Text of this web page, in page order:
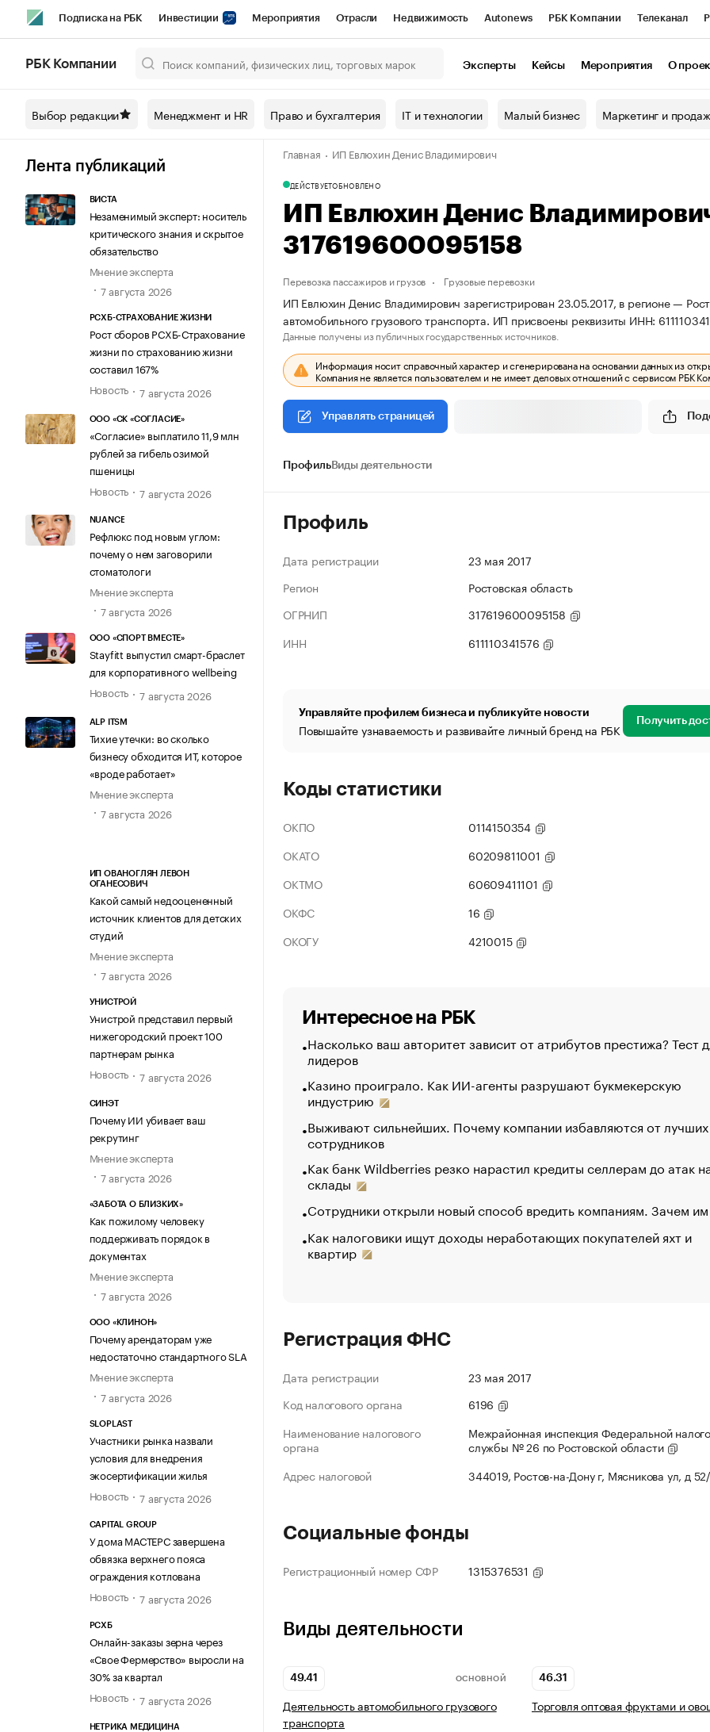
Подписка на РБК Инвестиции Мероприятия Отрасли Недвижимость Autonews РБК Компании Телеканал
Спецпроекты СПб Конференции СПб Спецпроекты Проверка контрагентов
Технологии и медиа Рынок наличной валюты
РБК Компании Эксперты Кейсы Мероприятия О
Выбор редакции Менеджмент и HR Право и бухгалтерия IT и технологии Малый бизнес Маркетинг и
Лента публикаций
ВИСТА
Незаменимый эксперт: носитель
критического знания и скрытое
обязательство
Мнение эксперта
7 августа 2026
РСХБ-СТРАХОВАНИЕ ЖИЗНИ
Рост сборов РСХБ-Страхование
жизни по страхованию жизни
составил 167%
Новость
7 августа 2026
ООО «СК «СОГЛАСИЕ»
«Согласие» выплатило 11,9 млн
рублей за гибель озимой
пшеницы
Новость
7 августа 2026
NUANCE
Рефлюкс под новым углом:
почему о нем заговорили
стоматологи
Мнение эксперта
7 августа 2026
ООО «СПОРТ ВМЕСТЕ»
Stayfitt выпустил смарт-браслет
для корпоративного wellbeing
Новость
7 августа 2026
ALP ITSM
Тихие утечки: во сколько
бизнесу обходится ИТ, которое
«вроде работает»
Мнение эксперта
7 августа 2026
ИП ОВАНОГЛЯН ЛЕВОН
ОГАНЕСОВИЧ
Какой самый недооцененный
источник клиентов для детских
студий
Мнение эксперта
7 августа 2026
УНИСТРОЙ
Унистрой представил первый
нижегородский проект 100
партнерам рынка
Новость
7 августа 2026
СИНЭТ
Почему ИИ убивает ваш
рекрутинг
Мнение эксперта
7 августа 2026
«ЗАБОТА О БЛИЗКИХ»
Как пожилому человеку
поддерживать порядок в
документах
Мнение эксперта
7 августа 2026
ООО «КЛИНОН»
Почему арендаторам уже
недостаточно стандартного SLA
Мнение эксперта
7 августа 2026
SLOPLAST
Участники рынка назвали
условия для внедрения
экосертификации жилья
Новость
7 августа 2026
CAPITAL GROUP
У дома МАСТЕРС завершена
обвязка верхнего пояса
ограждения котлована
Новость
7 августа 2026
РСХБ
Онлайн-заказы зерна через
«Свое Фермерство» выросли на
30% за квартал
Новость
7 августа 2026
НЕТРИКА МЕДИЦИНА
Главная ИП Евлюхин Денис Владимирович
ДЕЙСТВУЕТОБНОВЛЕНО
ИП Евлюхин Денис
317619600095158
Перевозка пассажиров и грузов Грузовые перевозки
ИП Евлюхин Денис Владимирович зарегистрирован 23.05.2017, в регионе —
автомобильного грузового транспорта. ИП присвоены реквизиты ИНН:
Данные получены из публичных государственных источников.
Информация носит справочный характер и сгенерирована на основании данных из
Компания не является пользователем и не имеет деловых отношений с сервисом РБК
Управлять страницей
ПрофильВиды деятельности
Профиль
Дата регистрации
23 мая 2017
Регион
Ростовская область
ОГРНИП
317619600095158
ИНН
611110341576
Управляйте профилем бизнеса и публикуйте новости
Повышайте узнаваемость и развивайте личный бренд на РБК Получить
Коды статистики
ОКПО
0114150354
ОКАТО
60209811001
ОКТМО
60609411101
ОКФС
16
ОКОГУ
4210015
Интересное на РБК
Насколько ваш авторитет зависит от атрибутов престижа? Тест
лидеров
Казино проиграло. Как ИИ-агенты разрушают букмекерскую
индустрию
Выживают сильнейших. Почему компании избавляются от лучших
сотрудников
Как банк Wildberries резко нарастил кредиты селлерам до атак
склады
Сотрудники открыли новый способ вредить компаниям. Зачем
Как налоговики ищут доходы неработающих покупателей яхт и
квартир
Регистрация ФНС
Дата регистрации
23 мая 2017
Код налогового органа
6196
Наименование налогового
органа
Межрайонная инспекция Федеральной
службы № 26 по Ростовской области
Адрес налоговой
344019, Ростов-на-Дону г, Мясникова ул, д
Социальные фонды
Регистрационный номер СФР 1315376531
Виды деятельности
49.41 ОСНОВНОЙ
Деятельность автомобильного грузового
транспорта
46.31
Торговля оптовая фруктами и